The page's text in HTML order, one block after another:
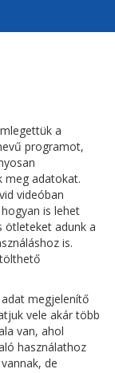
a
programot,
meg adatokat.
videóban
is lehet
ötleteket adunk a
is.
megjelenítő
vele akár több
van, ahol
használathoz
de